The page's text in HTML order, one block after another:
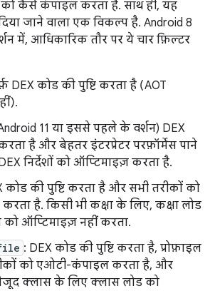
को कैसे कंपाइल करता है. साथ ही, यह
जाने वाला एक विकल्प है. Android 8
में, आधिकारिक तौर पर ये चार फ़िल्टर
DEX कोड की पुष्टि करता है (AOT
11 या इससे पहले के वर्शन) DEX
है और बेहतर इंटरप्रेटर परफ़ॉर्मेंस पाने
निर्देशों को ऑप्टिमाइज़ करता है.
कोड की पुष्टि करता है और सभी तरीकों को
है. किसी भी कक्षा के लिए, कक्षा लोड
को ऑप्टिमाइज़ नहीं करता.
: DEX कोड की पुष्टि करता है, प्रोफ़ाइल
को एओटी-कंपाइल करता है, और
क्लास के लिए क्लास लोड को